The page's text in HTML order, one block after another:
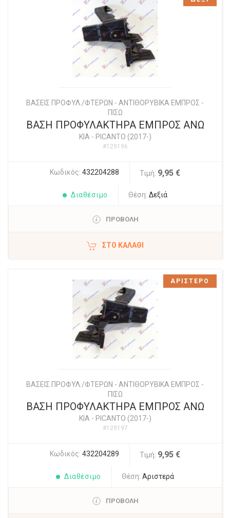
ΒΑΣΕΙΣ ΠΡΟΦΥΛ./ΦΤΕΡΩΝ - ΑΝΤΙΘΟΡΥΒΙΚΑ ΕΜΠΡΟΣ -
ΠΙΣΩ
ΒΑΣΗ ΠΡΟΦΥΛΑΚΤΗΡΑ ΕΜΠΡΟΣ ΑΝΩ
KIA - PICANTO (2017-)
#129196
Κωδικός: 432204288 Τιμή: 9,95 €
Διαθέσιμο Θέση: Δεξιά
ΠΡΟΒΟΛΗ
ΣΤΟ ΚΑΛΆΘΙ
ΒΑΣΕΙΣ ΠΡΟΦΥΛ./ΦΤΕΡΩΝ - ΑΝΤΙΘΟΡΥΒΙΚΑ ΕΜΠΡΟΣ -
ΠΙΣΩ
ΒΑΣΗ ΠΡΟΦΥΛΑΚΤΗΡΑ ΕΜΠΡΟΣ ΑΝΩ
KIA - PICANTO (2017-)
#129197
Κωδικός: 432204289 Τιμή: 9,95 €
Διαθέσιμο Θέση: Αριστερά
ΠΡΟΒΟΛΗ
ΑΡΙΣΤΕΡΟ